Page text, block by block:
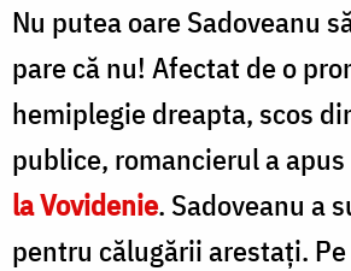
Nu putea oare Sadoveanu
pare că nu! Afectat de o
hemiplegie dreapta, scos
publice, romancierul a
la Vovidenie. Sadoveanu a
pentru călugării arestaţi.